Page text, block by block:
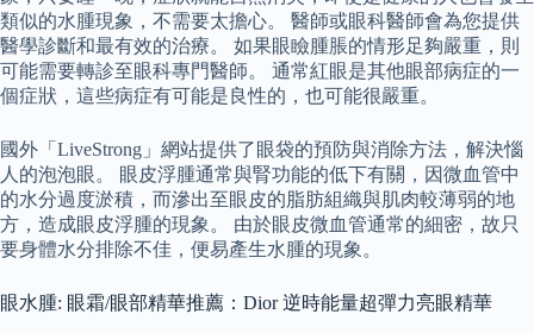
類似的水腫現象，不需要太擔心。 醫師或眼科醫師會為您提供
醫學診斷和最有效的治療。 如果眼瞼腫脹的情形足夠嚴重，則
可能需要轉診至眼科專門醫師。 通常紅眼是其他眼部病症的一
個症狀，這些病症有可能是良性的，也可能很嚴重。
國外「LiveStrong」網站提供了眼袋的預防與消除方法，解決惱
人的泡泡眼。 眼皮浮腫通常與腎功能的低下有關，因微血管中
的水分過度淤積，而滲出至眼皮的脂肪組織與肌肉較薄弱的地
方，造成眼皮浮腫的現象。 由於眼皮微血管通常的細密，故只
要身體水分排除不佳，便易產生水腫的現象。
眼水腫: 眼霜/眼部精華推薦：Dior 逆時能量超彈力亮眼精華